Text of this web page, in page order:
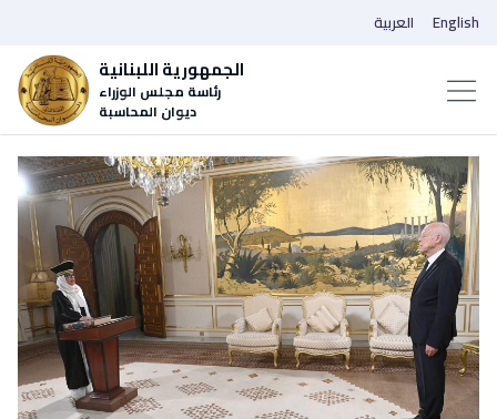
الجمهورية اللبنانية
رئاسة مجلس الوزراء
ديوان المحاسبة
العربية English